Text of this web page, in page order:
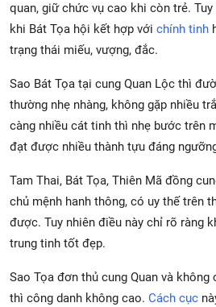
quan, giữ chức vụ cao khi còn trẻ.
khi Bát Tọa hội kết hợp với chính tinh
trạng thái miếu, vượng, đắc.
Sao Bát Tọa tại cung Quan Lộc thì
thường nhẹ nhàng, không gặp nhiều
càng nhiều cát tinh thì nhẹ bước trên
đạt được nhiều thành tựu đáng
Tam Thai, Bát Tọa, Thiên Mã đồng
chủ mệnh hanh thông, có uy thế trên
được. Tuy nhiên điều này chỉ rõ ràng
trung tinh tốt đẹp.
Sao Tọa đơn thủ cung Quan và
thì công danh không cao. Cách cục